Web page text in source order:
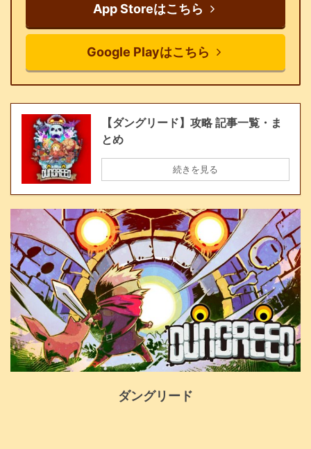
App Storeはこちら
Google Playはこちら
【ダングリード】攻略 記事一覧・ま
とめ
続きを見る
ダングリード